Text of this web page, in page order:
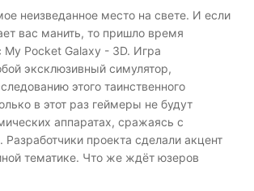
неизведанное место на свете. И если
вас манить, то пришло время
My Pocket Galaxy - 3D. Игра
эксклюзивный симулятор,
этого таинственного
в этот раз геймеры не будут
аппаратах, сражаясь с
Разработчики проекта сделали акцент
тематике. Что же ждёт юзеров